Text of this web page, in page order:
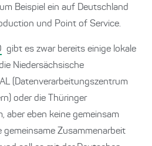
Beispiel ein auf Deutschland
und Point of Service.
gibt es zwar bereits einige lokale
Niedersächsische
(Datenverarbeitungszentrum
oder die Thüringer
aber eben keine gemeinsam
Zusammenarbeit